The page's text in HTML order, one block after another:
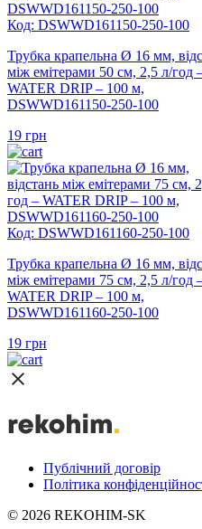
Код: DSWWD161150-250-100
Трубка крапельна Ø 16 мм,
між емітерами 50 см, 2,5 л/год
WATER DRIP – 100 м,
DSWWD161150-250-100
19 грн
Код: DSWWD161160-250-100
Трубка крапельна Ø 16 мм,
між емітерами 75 см, 2,5 л/год
WATER DRIP – 100 м,
DSWWD161160-250-100
19 грн
Публічний договір
Політика
© 2026 REKOHIM-SK